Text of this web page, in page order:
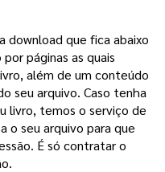
download que fica abaixo
páginas as quais
além de um conteúdo
seu arquivo. Caso tenha
livro, temos o serviço de
o seu arquivo para que
É só contratar o